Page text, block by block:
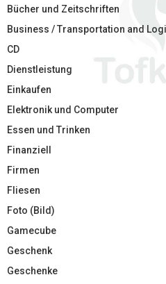
Bücher und Zeitschriften
Business / Transportation and
CD
Dienstleistung
Einkaufen
Elektronik und Computer
Essen und Trinken
Finanziell
Firmen
Fliesen
Foto (Bild)
Gamecube
Geschenk
Geschenke